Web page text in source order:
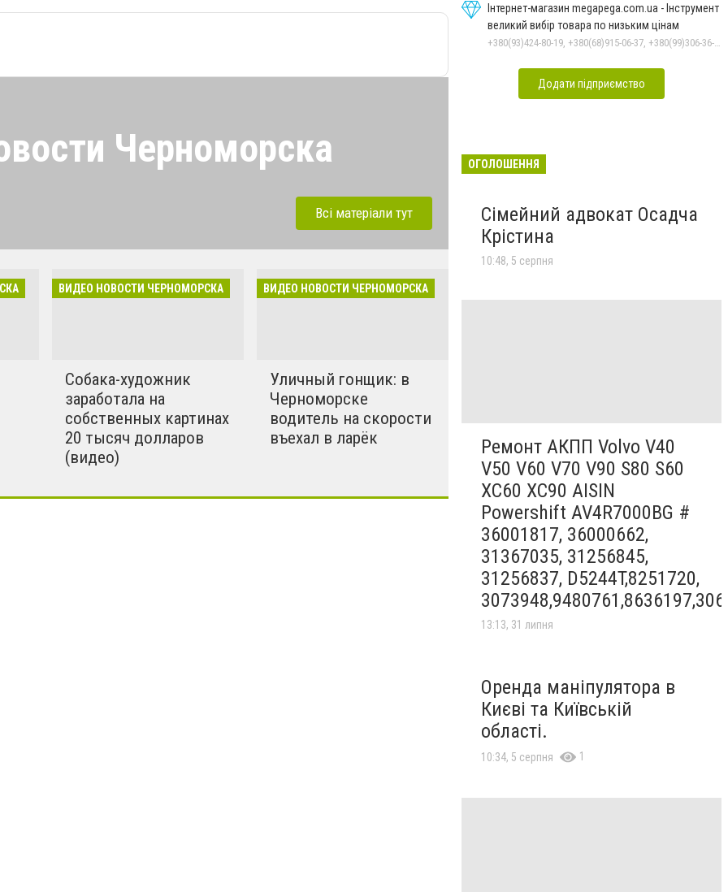
Черноморска
наше бесплатное
IOS / Android.
Всі матеріали тут
ВИДЕО НОВОСТИ ЧЕРНОМОРСКА
Собака-художник
заработала на
собственных картинах
20 тысяч долларов
(видео)
ВИДЕО НОВОСТИ ЧЕРНОМОРСКА
Уличный гонщик: в
Черноморске
водитель на скорости
въехал в ларёк
Інтернет-магазин megapega.com.ua - Інструмент
великий вибір товара по низьким цінам
Додати підприємство
ОГОЛОШЕННЯ
Сімейний адвокат Осадча
Крістина
10:48, 5 серпня
Ремонт АКПП Volvo V40
V50 V60 V70 V90 S80 S60
XC60 XC90 AISIN
Powershift AV4R7000BG #
36001817, 36000662,
31367035, 31256845,
31256837, D5244T,8251720,
13:13, 31 липня
Оренда маніпулятора в
Києві та Київській
області.
10:34, 5 серпня 1